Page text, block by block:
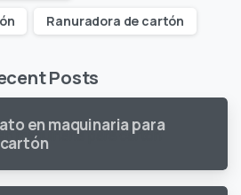
Ranuradora de cartón
Posts
en maquinaria para
cartón